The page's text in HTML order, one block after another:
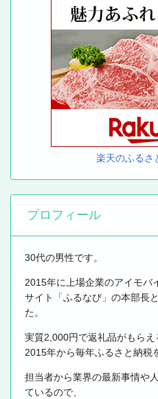
楽天のふるさ
プロフィール
30代の男性です。
2015年に上場企業のアイモバ
サイト「ふるなび」の本部長
た。
実質2,000円で返礼品がもらえ
2015年から毎年ふるさと納税
担当者から業界の最新事情や
ているので、